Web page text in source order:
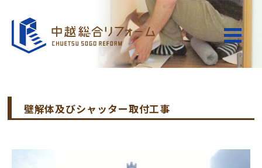
壁解体及びシャッター取付工事